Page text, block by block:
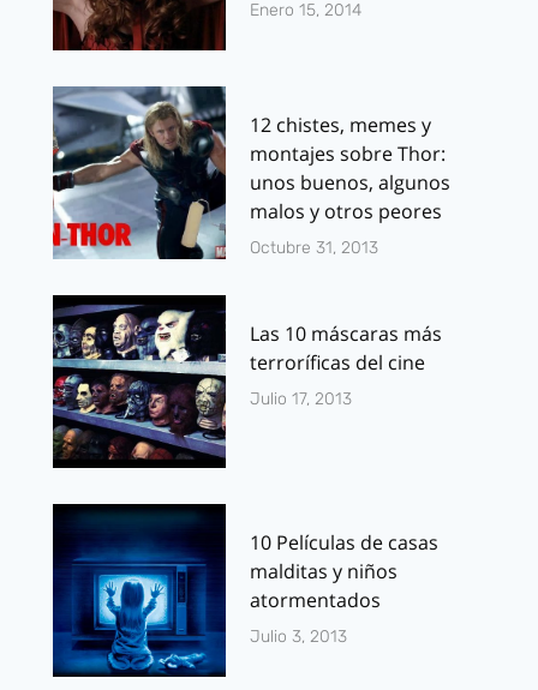
Enero 15, 2014
12 chistes, memes y
montajes sobre Thor:
unos buenos, algunos
malos y otros peores
Octubre 31, 2013
Las 10 máscaras más
terroríficas del cine
Julio 17, 2013
10 Películas de casas
malditas y niños
atormentados
Julio 3, 2013